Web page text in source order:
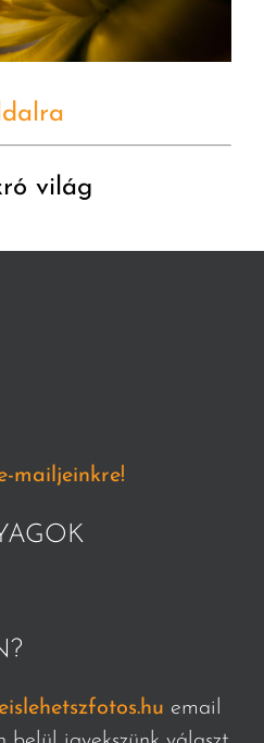
világ
mailjeinkre!
email